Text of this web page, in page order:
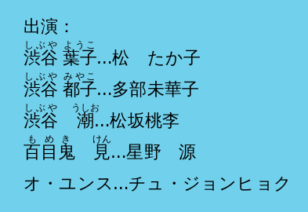
出演：
渋谷
しぶや
葉子
ようこ
…松 たか子
渋谷
しぶや
都子
みやこ
…多部未華子
渋谷
しぶや
潮
うしお
…松坂桃李
百目鬼
もめき
見
けん
…星野 源
オ・ユンス…チュ・ジョンヒョク